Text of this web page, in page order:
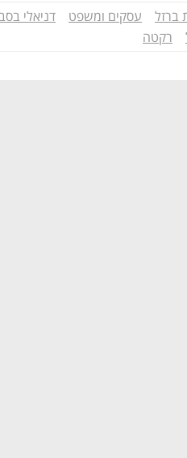
ברזל עסקים ומשפט דניאלי
רקטה